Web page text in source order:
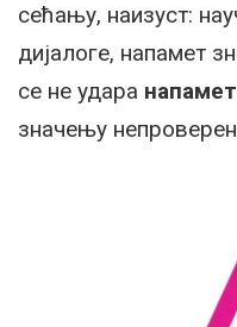
сећању, наизуст:
дијалоге, напамет
се не удара напамет
значењу